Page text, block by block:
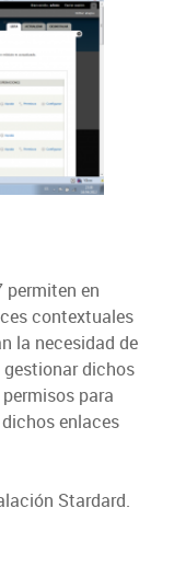
permiten en
contextuales
la necesidad de
dichos
para
enlaces
Stardard.